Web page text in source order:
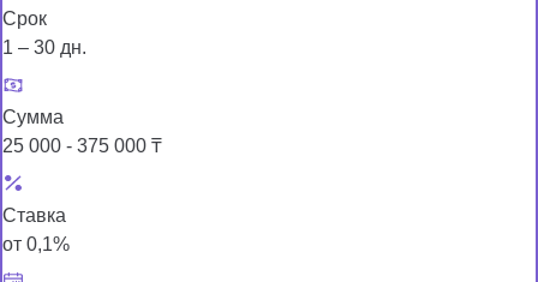
Срок
1 – 30 дн.
Сумма
25 000 - 375 000 ₸
Ставка
от 0,1%